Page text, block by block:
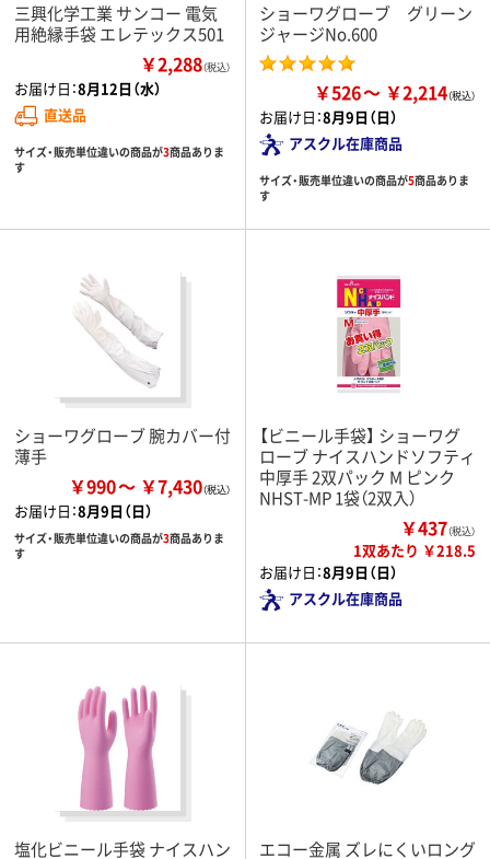
三興化学工業 サンコー 電気
用絶縁手袋 エレテックス501
￥2,288（税込）
お届け日：8月12日（水）
直送品
サイズ・販売単位違いの商品が3商品ありま
す
ショーワグローブ グリーン
ジャージNo.600
￥526 ￥2,214
お届け日：8月9日（日）
アスクル在庫商品
サイズ・販売単位違いの商品が5商品ありま
す
ショーワグローブ 腕カバー付
薄手
￥990 ￥7,430
お届け日：8月9日（日）
サイズ・販売単位違いの商品が3商品ありま
す
【ビニール手袋】 ショーワグ
ローブ ナイスハンドソフティ
中厚手 2双パック M ピンク
NHST-MP 1袋（2双入）
￥437（税込）
1双あたり ￥218.5
お届け日：8月9日（日）
アスクル在庫商品
塩化ビニール手袋 ナイスハン
エコー金属 ズレにくいロング